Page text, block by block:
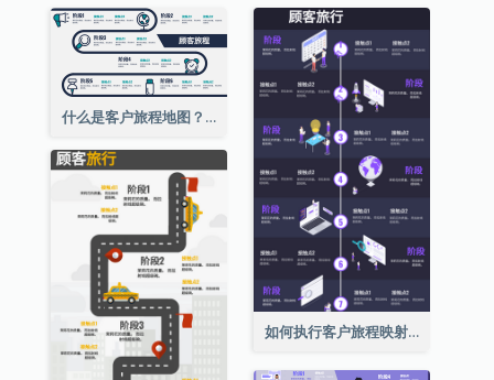
什么是客户旅程地图？2
如何执行客户旅程映射？